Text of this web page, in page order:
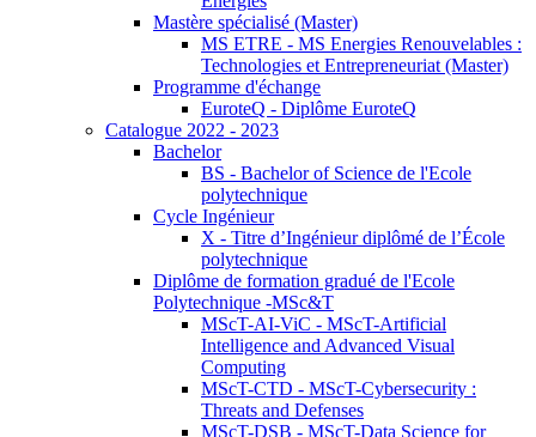
Mastère spécialisé (Master)
MS ETRE - MS Energies Renouvelables :
Technologies et Entrepreneuriat (Master)
Programme d'échange
EuroteQ - Diplôme EuroteQ
Catalogue 2022 - 2023
Bachelor
BS - Bachelor of Science de l'Ecole
polytechnique
Cycle Ingénieur
X - Titre d’Ingénieur diplômé de l’École
polytechnique
Diplôme de formation gradué de l'Ecole
Polytechnique -MSc&T
MScT-AI-ViC - MScT-Artificial
Intelligence and Advanced Visual
Computing
MScT-CTD - MScT-Cybersecurity :
Threats and Defenses
MScT-DSB - MScT-Data Science for